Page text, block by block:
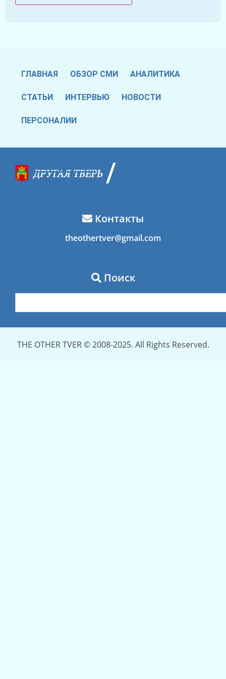
ГЛАВНАЯ ОБЗОР СМИ АНАЛИТИКА
СТАТЬИ ИНТЕРВЬЮ НОВОСТИ
ПЕРСОНАЛИИ
Контакты
theothertver@gmail.com
Поиск
THE OTHER TVER © 2008-2025. All Rights Reserved.